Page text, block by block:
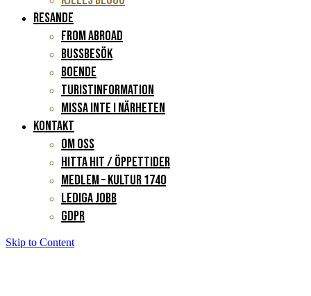
RESANDE
FROM ABROAD
Bussbesök
Boende
Turistinformation
Missa inte i närheten
KONTAKT
Om oss
Hitta hit / Öppettider
Medlem – Kultur 1740
Lediga jobb
GDPR
Skip to Content